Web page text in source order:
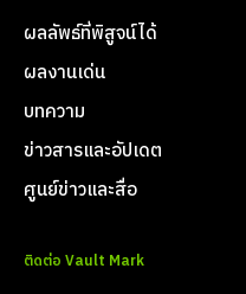
ผลลัพธ์ที่พิสูจน์ได้
ผลงานเด่น
บทความ
ข่าวสารและอัปเดต
ศูนย์ข่าวและสื่อ
ติดต่อ Vault Mark